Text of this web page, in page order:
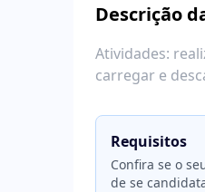
Descrição
Atividades:
carregar e
Requisitos
Confira se o
de se